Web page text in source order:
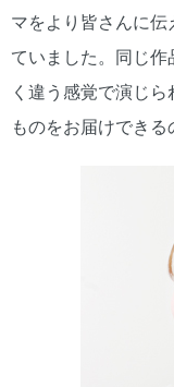
マをより皆さんに
ていました。同じ
く違う感覚で演じ
ものをお届けできる